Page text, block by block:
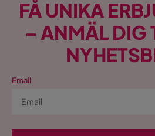
FÅ UNIKA
– ANMÄL DIG
Email